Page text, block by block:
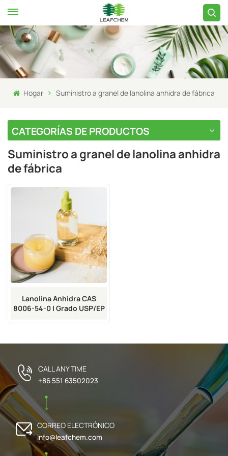
Hogar Suministro a granel de lanolina anhidra de fábrica
CATEGORÍAS DE PRODUCTOS
Suministro a granel de lanolina anhidra
de fábrica
Lanolina Anhidra CAS
8006-54-0 | Grado USP/EP
CALL ANY TIME
+86 551 63502023
CORREO ELECTRÓNICO
info@leafchem.com